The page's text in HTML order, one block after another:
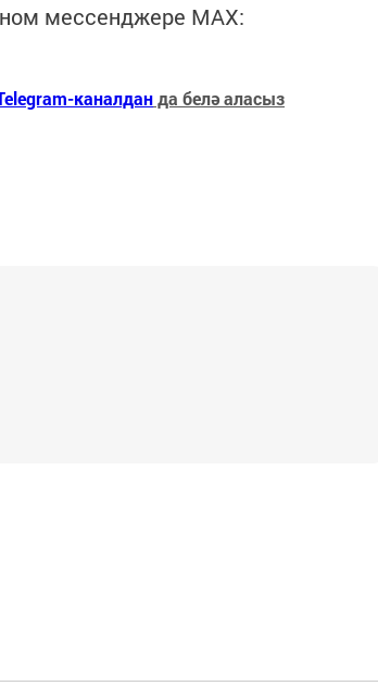
мессенджере MАХ:
каналданда белә аласыз